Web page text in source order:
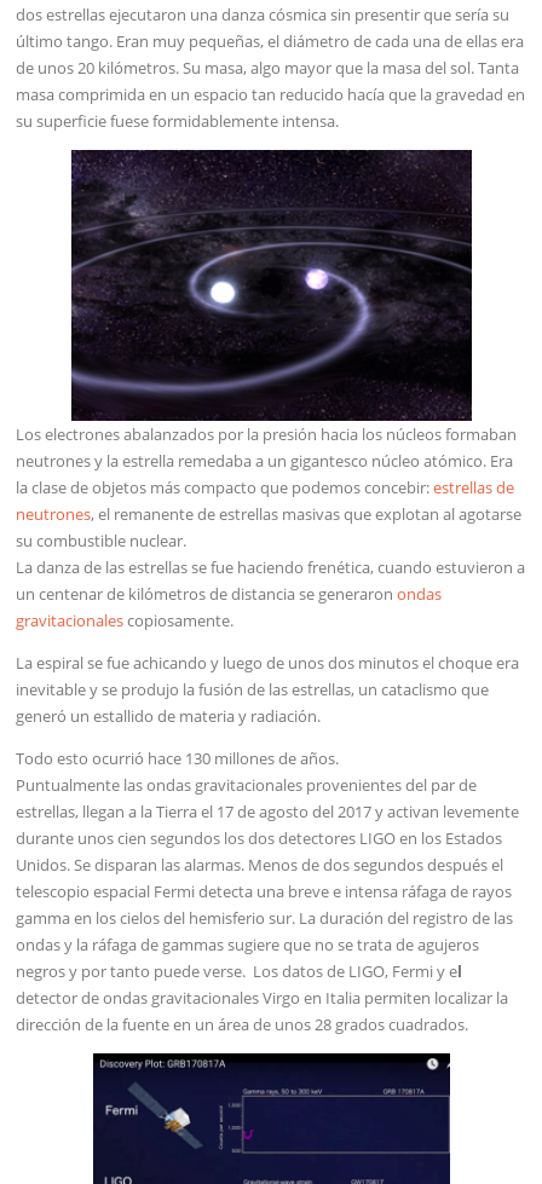
dos estrellas ejecutaron una danza cósmica sin presentir que sería su
último tango. Eran muy pequeñas, el diámetro de cada una de ellas era
de unos 20 kilómetros. Su masa, algo mayor que la masa del sol. Tanta
masa comprimida en un espacio tan reducido hacía que la gravedad en
su superficie fuese formidablemente intensa.
Los electrones abalanzados por la presión hacia los núcleos formaban
neutrones y la estrella remedaba a un gigantesco núcleo atómico. Era
la clase de objetos más compacto que podemos concebir:estrellas de
neutrones, el remanente de estrellas masivas que explotan al agotarse
su combustible nuclear.
La danza de las estrellas se fue haciendo frenética, cuando estuvieron a
un centenar de kilómetros de distancia se generaronondas
gravitacionalescopiosamente.
La espiral se fue achicando y luego de unos dos minutos el choque era
inevitable y se produjo la fusión de las estrellas, un cataclismo que
generó un estallido de materia y radiación.
Todo esto ocurrió hace 130 millones de años.
Puntualmente las ondas gravitacionales provenientes del par de
estrellas, llegan a la Tierra el 17 de agosto del 2017 y activan levemente
durante unos cien segundos los dos detectores LIGO en los Estados
Unidos. Se disparan las alarmas. Menos de dos segundos después el
telescopio espacial Fermi detecta una breve e intensa ráfaga de rayos
gamma en los cielos del hemisferio sur. La duración del registro de las
ondas y la ráfaga de gammas sugiere que no se trata de agujeros
negros y por tanto puede verse. Los datos de LIGO, Fermi y el
detector de ondas gravitacionales Virgo en Italia permiten localizar la
dirección de la fuente en un área de unos 28 grados cuadrados.